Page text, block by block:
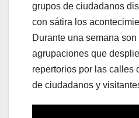
grupos de ciudadanos
con sátira los
Durante una semana
agrupaciones que
repertorios por las calles
de ciudadanos y